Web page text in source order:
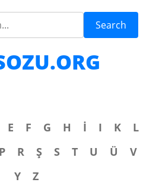
Search
E F G H İ I K
L
P R Ş S T U Ü
V
Y
Z